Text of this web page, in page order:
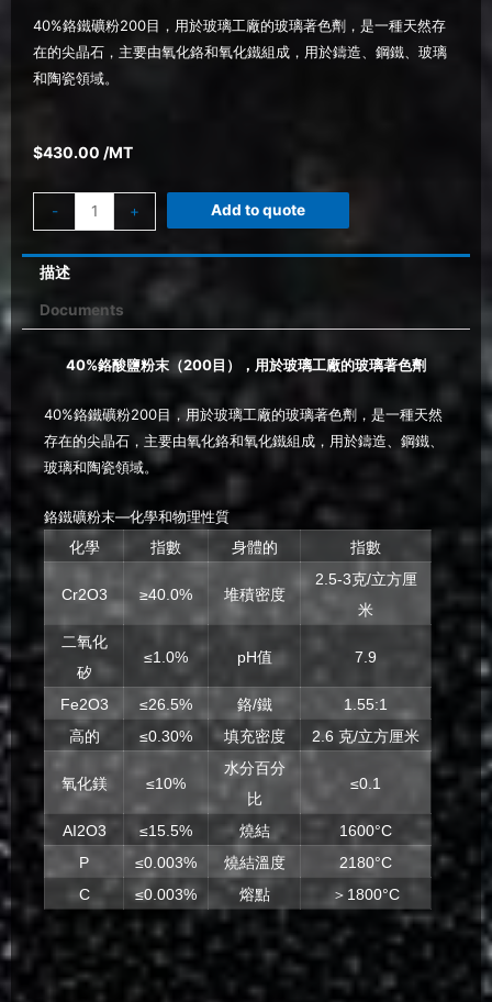
40%鉻鐵礦粉200目，用於玻璃工廠的玻璃著色劑，是一種天然存
在的尖晶石，主要由氧化鉻和氧化鐵組成，用於鑄造、鋼鐵、玻璃
和陶瓷領域。
$430.00 /MT
- + Add to quote
描述
Documents
40%鉻酸鹽粉末（200目），用於玻璃工廠的玻璃著色劑
40%鉻鐵礦粉200目，用於玻璃工廠的玻璃著色劑，是一種天然
存在的尖晶石，主要由氧化鉻和氧化鐵組成，用於鑄造、鋼鐵、
玻璃和陶瓷領域。
鉻鐵礦粉末—化學和物理性質
化學
指數 身體的 指數
Cr2O3 ≥40.0% 堆積密度
2.5-3克/立方厘
米
二氧化
矽
≤1.0% pH值 7.9
Fe2O3 ≤26.5% 鉻/鐵
1.55:1
高的
≤0.30% 填充密度 2.6 克/立方厘米
氧化鎂 ≤10%
水分百分
比
≤0.1
AI2O3 ≤15.5% 燒結
1600°C
P
≤0.003% 燒結溫度
2180°C
C
≤0.003% 熔點 ＞1800°C